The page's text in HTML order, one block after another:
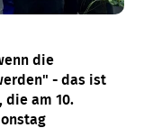
die
- das ist
die am 10.